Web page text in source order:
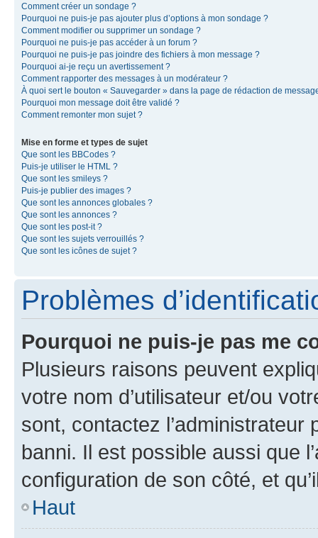
Comment créer un sondage ?
Pourquoi ne puis-je pas ajouter plus d’options à mon sondage ?
Comment modifier ou supprimer un sondage ?
Pourquoi ne puis-je pas accéder à un forum ?
Pourquoi ne puis-je pas joindre des fichiers à mon message ?
Pourquoi ai-je reçu un avertissement ?
Comment rapporter des messages à un modérateur ?
À quoi sert le bouton « Sauvegarder » dans la page de rédaction de
Pourquoi mon message doit être validé ?
Comment remonter mon sujet ?
Mise en forme et types de sujet
Que sont les BBCodes ?
Puis-je utiliser le HTML ?
Que sont les smileys ?
Puis-je publier des images ?
Que sont les annonces globales ?
Que sont les annonces ?
Que sont les post-it ?
Que sont les sujets verrouillés ?
Que sont les icônes de sujet ?
Problèmes
Pourquoi ne puis-je pas me
Plusieurs raisons peuvent
votre nom d’utilisateur et/ou
sont, contactez l’administrateur
banni. Il est possible aussi que
configuration de son côté, et
Haut